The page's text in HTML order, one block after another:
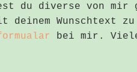
du diverse von mir
deinem Wunschtext
bei mir.